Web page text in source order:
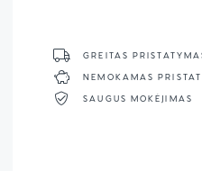
GREITAS
NEMOKAMAS
SAUGUS MOKĖJIMAS